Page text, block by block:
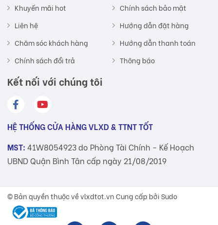
Khuyến mãi hot
Liên hệ
Chăm sóc khách hàng
Chính sách đổi trả
Chính sách bảo mật
Hướng dẫn đặt hàng
Hướng dẫn thanh toán
Thông báo
Kết nối với chúng tôi
HỆ THỐNG CỬA HÀNG VLXD & TTNT TỐT
MST: 41W8054923 do Phòng Tài Chính - Kế Hoạch
UBND Quận Bình Tân cấp ngày 21/08/2019
© Bản quyền thuộc vềvlxdtot.vnCung cấp bởi Sudo